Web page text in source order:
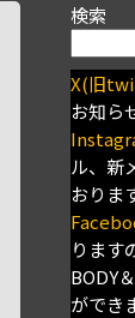
検索
X(旧
お知ら
ル、新
おりま
ります
BODY
ができ